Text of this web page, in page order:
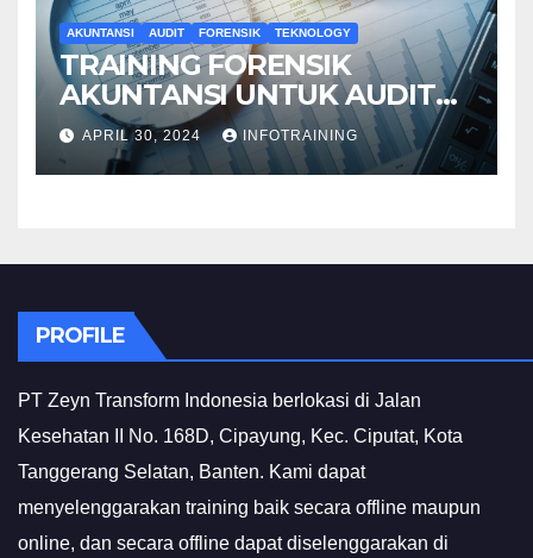
AKUNTANSI AUDIT FORENSIK TEKNOLOGY
TRAINING FORENSIK
AKUNTANSI UNTUK AUDIT
INVESTIGATIF
APRIL 30, 2024 INFOTRAINING
PROFILE
PT Zeyn Transform Indonesia berlokasi di Jalan
Kesehatan II No. 168D, Cipayung, Kec. Ciputat, Kota
Tanggerang Selatan, Banten. Kami dapat
menyelenggarakan training baik secara offline maupun
online, dan secara offline dapat diselenggarakan di